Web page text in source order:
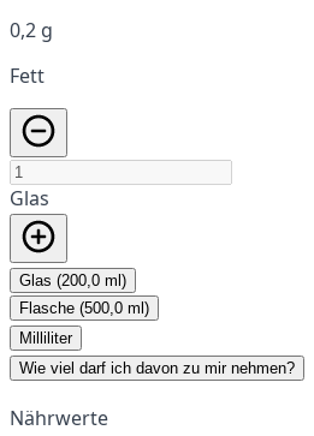
0,2 g
Fett
Glas
Glas (200,0 ml)
Flasche (500,0 ml)
Milliliter
Wie viel darf ich davon zu mir nehmen?
Nährwerte